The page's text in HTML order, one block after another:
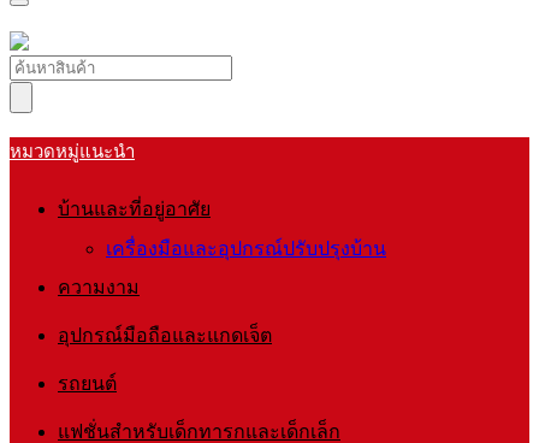
หมวดหมู่แนะนำ
บ้านและที่อยู่อาศัย
เครื่องมือและอุปกรณ์ปรับปรุงบ้าน
ความงาม
อุปกรณ์มือถือและแกดเจ็ต
รถยนต์
แฟชั่นสำหรับเด็กทารกและเด็กเล็ก